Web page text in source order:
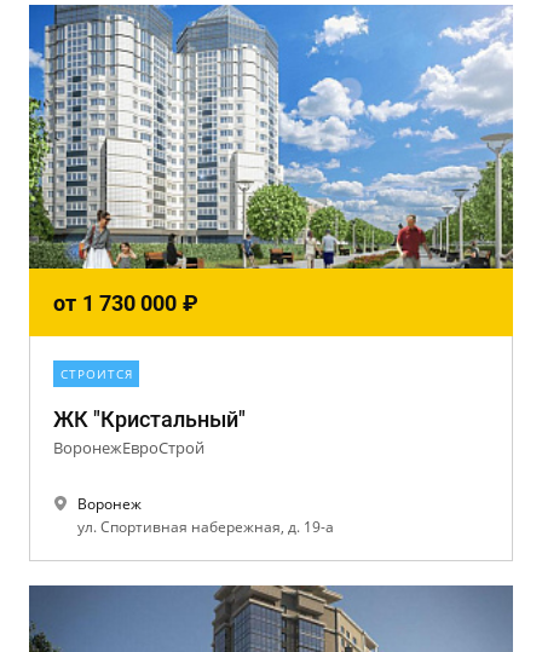
от 1 730 000 ₽
СТРОИТСЯ
ЖК "Кристальный"
ВоронежЕвроСтрой
Воронеж
ул. Спортивная набережная, д. 19-а